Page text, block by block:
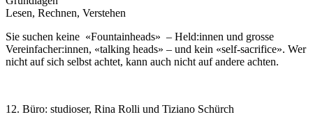
Lesen, Rechnen, Verstehen
Sie suchen keine «Fountainheads» – Held:innen und grosse
Vereinfacher:innen, «talking heads» – und kein «self-sacrifice». Wer
nicht auf sich selbst achtet, kann auch nicht auf andere achten.
12. Büro: studioser, Rina Rolli und Tiziano Schürch